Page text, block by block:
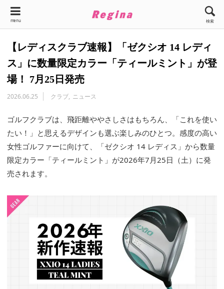
menu 検索
【レディスクラブ速報】「ゼクシオ 14 レディ
ス」に数量限定カラー「ティールミント」が登
場！ 7月25日発売
2026.06.25 クラブ ニュース
ゴルフクラブは、飛距離ややさしさはもちろん、「これを使い
たい！」と思えるデザインも選ぶ楽しみのひとつ。感度の高い
女性ゴルファーに向けて、「ゼクシオ 14 レディス」から数量
限定カラー「ティールミント」が2026年7月25日（土）に発
売されます。